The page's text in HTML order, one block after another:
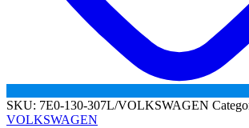
SKU: 7E0-130-307L/VOLKSWAGEN
VOLKSWAGEN